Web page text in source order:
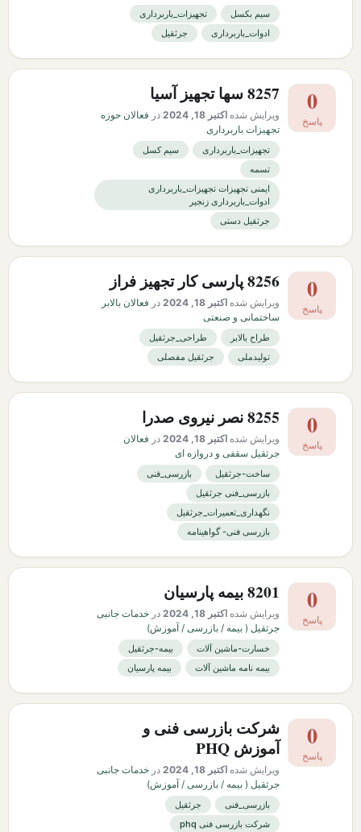
سیم بکسل
تجهیزات_باربرداری
ادوات_باربرداری
جرثقیل
0
پاسخ
8257 سها تجهیز آسیا
ویرایش شده اکتبر 18, 2024 در فعالان حوزه
تجهیزات باربرداری
تجهیزات_باربرداری
سیم کسل
تسمه
ایمنی تجهیزات تجهیزات_باربرداری
ادوات_باربرداری زنجیر
جرثقیل دستی
0
پاسخ
8256 پارسی کار تجهیز فراز
ویرایش شده اکتبر 18, 2024 در فعالان بالابر
ساختمانی و صنعتی
طراح بالابر
طراحی_جرثقیل
تولیدملی
جرثقیل مفصلی
0
پاسخ
8255 نصر نیروی صدرا
ویرایش شده اکتبر 18, 2024 در فعالان
جرثقیل سقفی و دروازه ای
ساخت-جرثقیل
بازرسی_فنی
بازرسی_فنی جرثقیل
نگهداری_تعمیرات_جرثقیل
بازرسی فنی- گواهینامه
0
پاسخ
8201 بیمه پارسیان
ویرایش شده اکتبر 18, 2024 در خدمات جانبی
جرثقیل ( بیمه / بازرسی / آموزش)
خسارت-ماشین آلات
بیمه-جرثقیل
بیمه نامه ماشین آلات
بیمه پارسیان
0
پاسخ
شرکت بازرسی فنی و
آموزش PHQ
ویرایش شده اکتبر 18, 2024 در خدمات جانبی
جرثقیل ( بیمه / بازرسی / آموزش)
بازرسی_فنی
جرثقیل
شرکت بازرسی فنی phq